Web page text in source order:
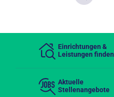
Einrichtungen &
Leistungen finden
Aktuelle
Stellenangebote